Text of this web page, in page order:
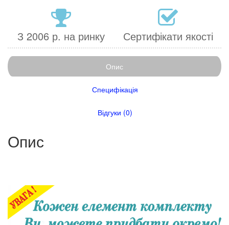
З 2006 р. на ринку Сертифікати якості
Опис
Специфікація
Відгуки (0)
Опис